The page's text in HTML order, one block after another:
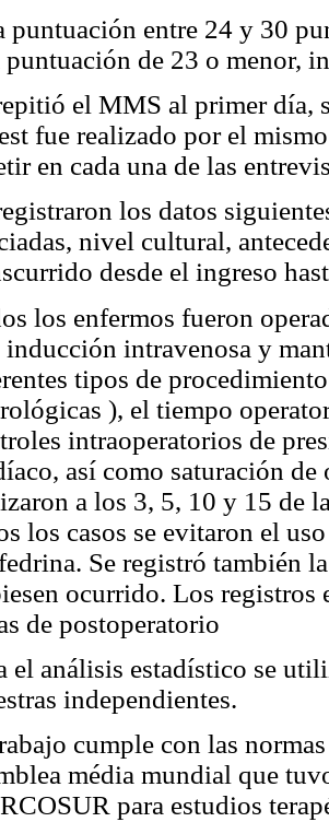
puntuación entre 24 y 30
puntuación de 23 o menor,
el MMS al primer día,
fue realizado por el
en cada una de las
los datos
nivel cultural,
desde el ingreso
los enfermos fueron
inducción intravenosa y
tipos de
), el tiempo
intraoperatorios de
así como saturación
a los 3, 5, 10 y 15 de
los casos se evitaron el
Se registró también
ocurrido. Los registros
de postoperatorio
el análisis estadístico se
independientes.
cumple con las
média mundial que
para estudios